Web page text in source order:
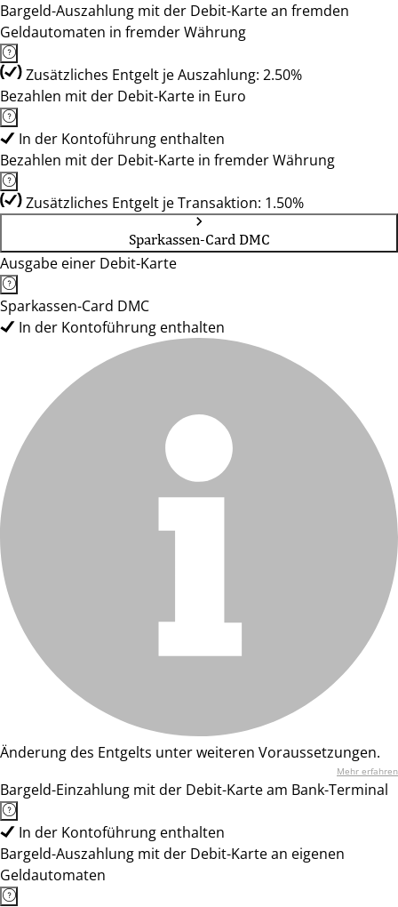
Bargeld-Auszahlung mit der Debit-Karte an fremden
Geldautomaten in fremder Währung
Zusätzliches Entgelt je Auszahlung: 2.50%
Bezahlen mit der Debit-Karte in Euro
In der Kontoführung enthalten
Bezahlen mit der Debit-Karte in fremder Währung
Zusätzliches Entgelt je Transaktion: 1.50%
Sparkassen-Card DMC
Ausgabe einer Debit-Karte
Sparkassen-Card DMC
In der Kontoführung enthalten
Änderung des Entgelts unter weiteren Voraussetzungen.
Mehr erfahren
Bargeld-Einzahlung mit der Debit-Karte am Bank-Terminal
In der Kontoführung enthalten
Bargeld-Auszahlung mit der Debit-Karte an eigenen
Geldautomaten